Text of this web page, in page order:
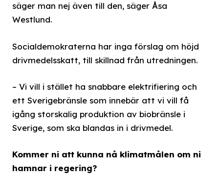
säger man nej även till den, säger Åsa
Westlund.
Socialdemokraterna har inga förslag om höjd
drivmedelsskatt, till skillnad från utredningen.
– Vi vill i stället ha snabbare elektrifiering och
ett Sverigebränsle som innebär att vi vill få
igång storskalig produktion av biobränsle i
Sverige, som ska blandas in i drivmedel.
Kommer ni att kunna nå klimatmålen om ni
hamnar i regering?